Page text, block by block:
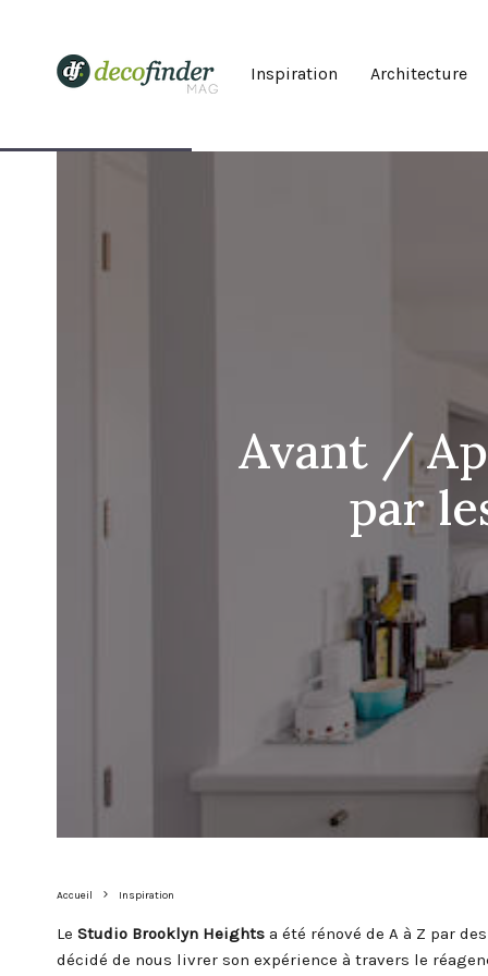
Inspiration Architecture
Avant /
par
Accueil Inspiration
Le Studio Brooklyn Heights a été rénové de A à Z par
décidé de nous livrer son expérience à travers le